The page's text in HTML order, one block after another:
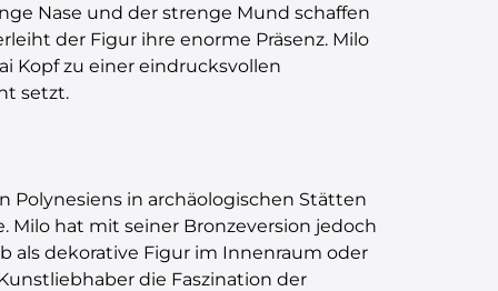
Nase und der strenge Mund schaffen
der Figur ihre enorme Präsenz. Milo
Kopf zu einer eindrucksvollen
setzt.
Polynesiens in archäologischen Stätten
Milo hat mit seiner Bronzeversion jedoch
als dekorative Figur im Innenraum oder
die Faszination der